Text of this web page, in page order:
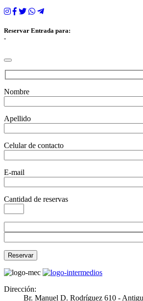
Reservar Entrada para:
-
Nombre
Apellido
Celular de contacto
E-mail
Cantidad de reservas
Dirección:
Br. Manuel D. Rodríguez 610 -